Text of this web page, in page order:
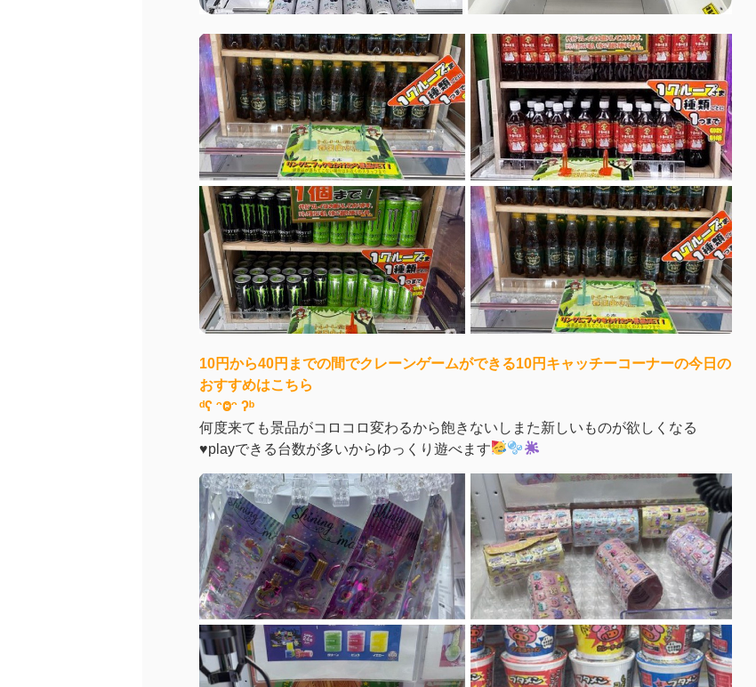
10円から40円までの間でクレーンゲームができる10円キャッチーコーナーの今日の
おすすめはこちら
ᵈʕ ᵔⰙᵔ ʔᵇ
何度来ても景品がコロコロ変わるから飽きないしまた新しいものが欲しくなる
♥playできる台数が多いからゆっくり遊べます